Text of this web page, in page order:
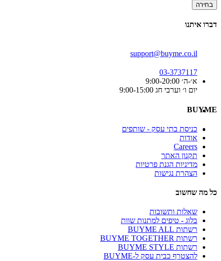
בחירה
דברו איתנו
support@buyme.co.il
03-3737117
א׳-ה׳ 9:00-20:00
יום ו׳ וערבי חג 9:00-15:00
BUYME
כניסת בתי עסק - שותפים
אודות
Careers
תקנון האתר
מדיניות הגנת פרטיות
הצהרת נגישות
כל מה שחשוב
שאלות ותשובות
בלוג - טיפים למתנות שוות
רשתות BUYME ALL
רשתות BUYME TOGETHER
רשתות BUYME STYLE
להצטרף כבית עסק ל-BUYME